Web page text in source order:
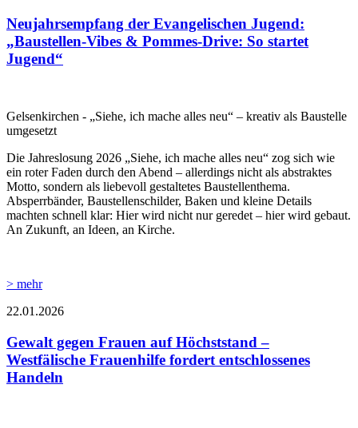
Neujahrsempfang der Evangelischen Jugend:
„Baustellen-Vibes & Pommes-Drive: So startet
Jugend“
Gelsenkirchen - „Siehe, ich mache alles neu“ – kreativ als Baustelle
umgesetzt
Die Jahreslosung 2026 „Siehe, ich mache alles neu“ zog sich wie
ein roter Faden durch den Abend – allerdings nicht als abstraktes
Motto, sondern als liebevoll gestaltetes Baustellenthema.
Absperrbänder, Baustellenschilder, Baken und kleine Details
machten schnell klar: Hier wird nicht nur geredet – hier wird gebaut.
An Zukunft, an Ideen, an Kirche.
> mehr
22.01.2026
Gewalt gegen Frauen auf Höchststand –
Westfälische Frauenhilfe fordert entschlossenes
Handeln